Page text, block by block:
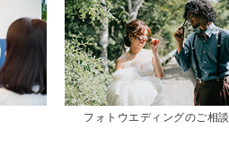
フォトウエディングのご相談